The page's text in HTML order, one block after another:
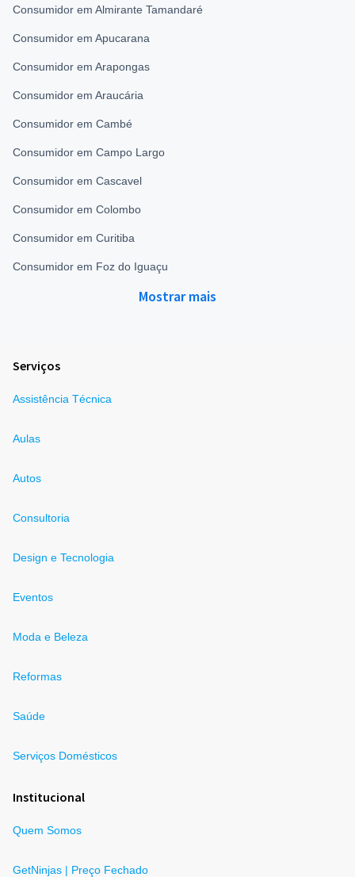
Consumidor em Almirante Tamandaré
Consumidor em Apucarana
Consumidor em Arapongas
Consumidor em Araucária
Consumidor em Cambé
Consumidor em Campo Largo
Consumidor em Cascavel
Consumidor em Colombo
Consumidor em Curitiba
Consumidor em Foz do Iguaçu
Mostrar mais
Serviços
Assistência Técnica
Aulas
Autos
Consultoria
Design e Tecnologia
Eventos
Moda e Beleza
Reformas
Saúde
Serviços Domésticos
Institucional
Quem Somos
GetNinjas | Preço Fechado